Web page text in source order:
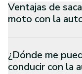
Ventajas de
moto con la
¿Dónde me
conducir con la